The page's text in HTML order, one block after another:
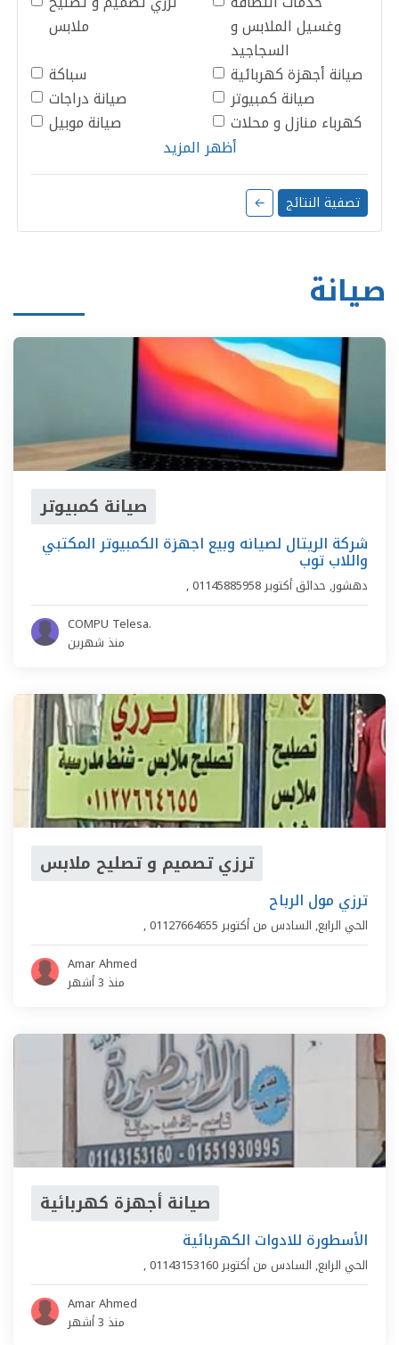
ملابس
وغسيل الملابس و
السجاجيد
سباكة
صيانة أجهزة كهربائية
صيانة دراجات
صيانة كمبيوتر
صيانة موبيل
كهرباء منازل و محلات
أظهر المزيد
← تصفية النتائج
صيانة
صيانة كمبيوتر
شركة الريتال لصيانه وبيع اجهزة الكمبيوتر المكتبي
واللاب توب
, دهشور, حدائق أكتوبر01145885958
COMPU Telesa.
منذ شهرين
ترزي تصميم و تصليح ملابس
ترزي مول الرباح
, الحي الرابع, السادس من أكتوبر01127664655
Amar Ahmed
منذ 3 أشهر
صيانة أجهزة كهربائية
الأسطورة للادوات الكهربائية
, الحي الرابع, السادس من أكتوبر01143153160
Amar Ahmed
منذ 3 أشهر